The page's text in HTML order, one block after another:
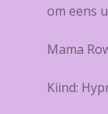
om eens
Mama
Kiind: